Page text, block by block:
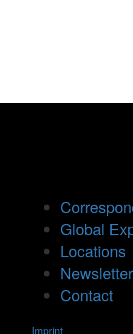
Global
Locations
Newsletter
Contact
Imprint